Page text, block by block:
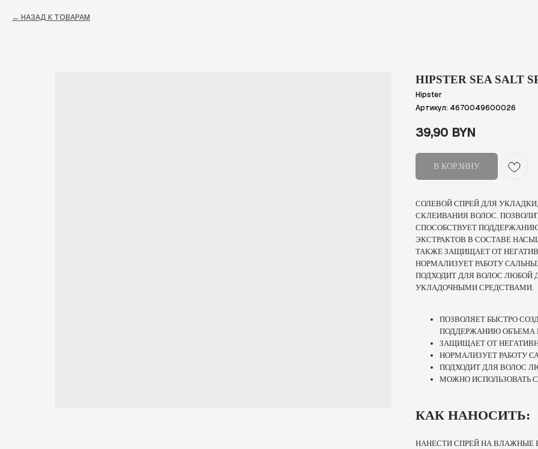
НАЗАД К ТОВАРАМ
HIPSTER SEA SALT
Hipster
Артикул: 4670049600026
39,90 BYN
В КОРЗИНУ
СОЛЕВОЙ СПРЕЙ ДЛЯ
СКЛЕИВАНИЯ ВОЛОС.
СПОСОБСТВУЕТ
ЭКСТРАКТОВ В СОСТАВЕ
ТАКЖЕ ЗАЩИЩАЕТ ОТ
НОРМАЛИЗУЕТ РАБОТУ
ПОДХОДИТ ДЛЯ ВОЛОС ЛЮБОЙ
УКЛАДОЧНЫМИ СРЕДСТВАМИ.
ПОЗВОЛЯЕТ БЫСТРО
ПОДДЕРЖАНИЮ ОБЪЕМА
ЗАЩИЩАЕТ ОТ
НОРМАЛИЗУЕТ РАБОТУ
ПОДХОДИТ ДЛЯ ВОЛОС
МОЖНО ИСПОЛЬЗОВАТЬ
КАК НАНОСИТЬ:
НАНЕСТИ СПРЕЙ НА ВЛАЖНЫЕ